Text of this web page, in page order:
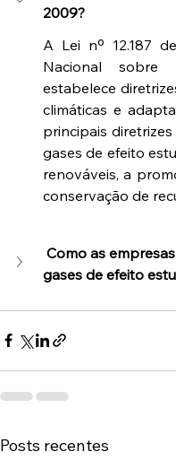
2009?
A Lei nº 12.187
Nacional sobre
estabelece
climáticas e
principais
gases de efeito
renováveis, a
conservação de
Como as
gases de efeito
Posts recentes